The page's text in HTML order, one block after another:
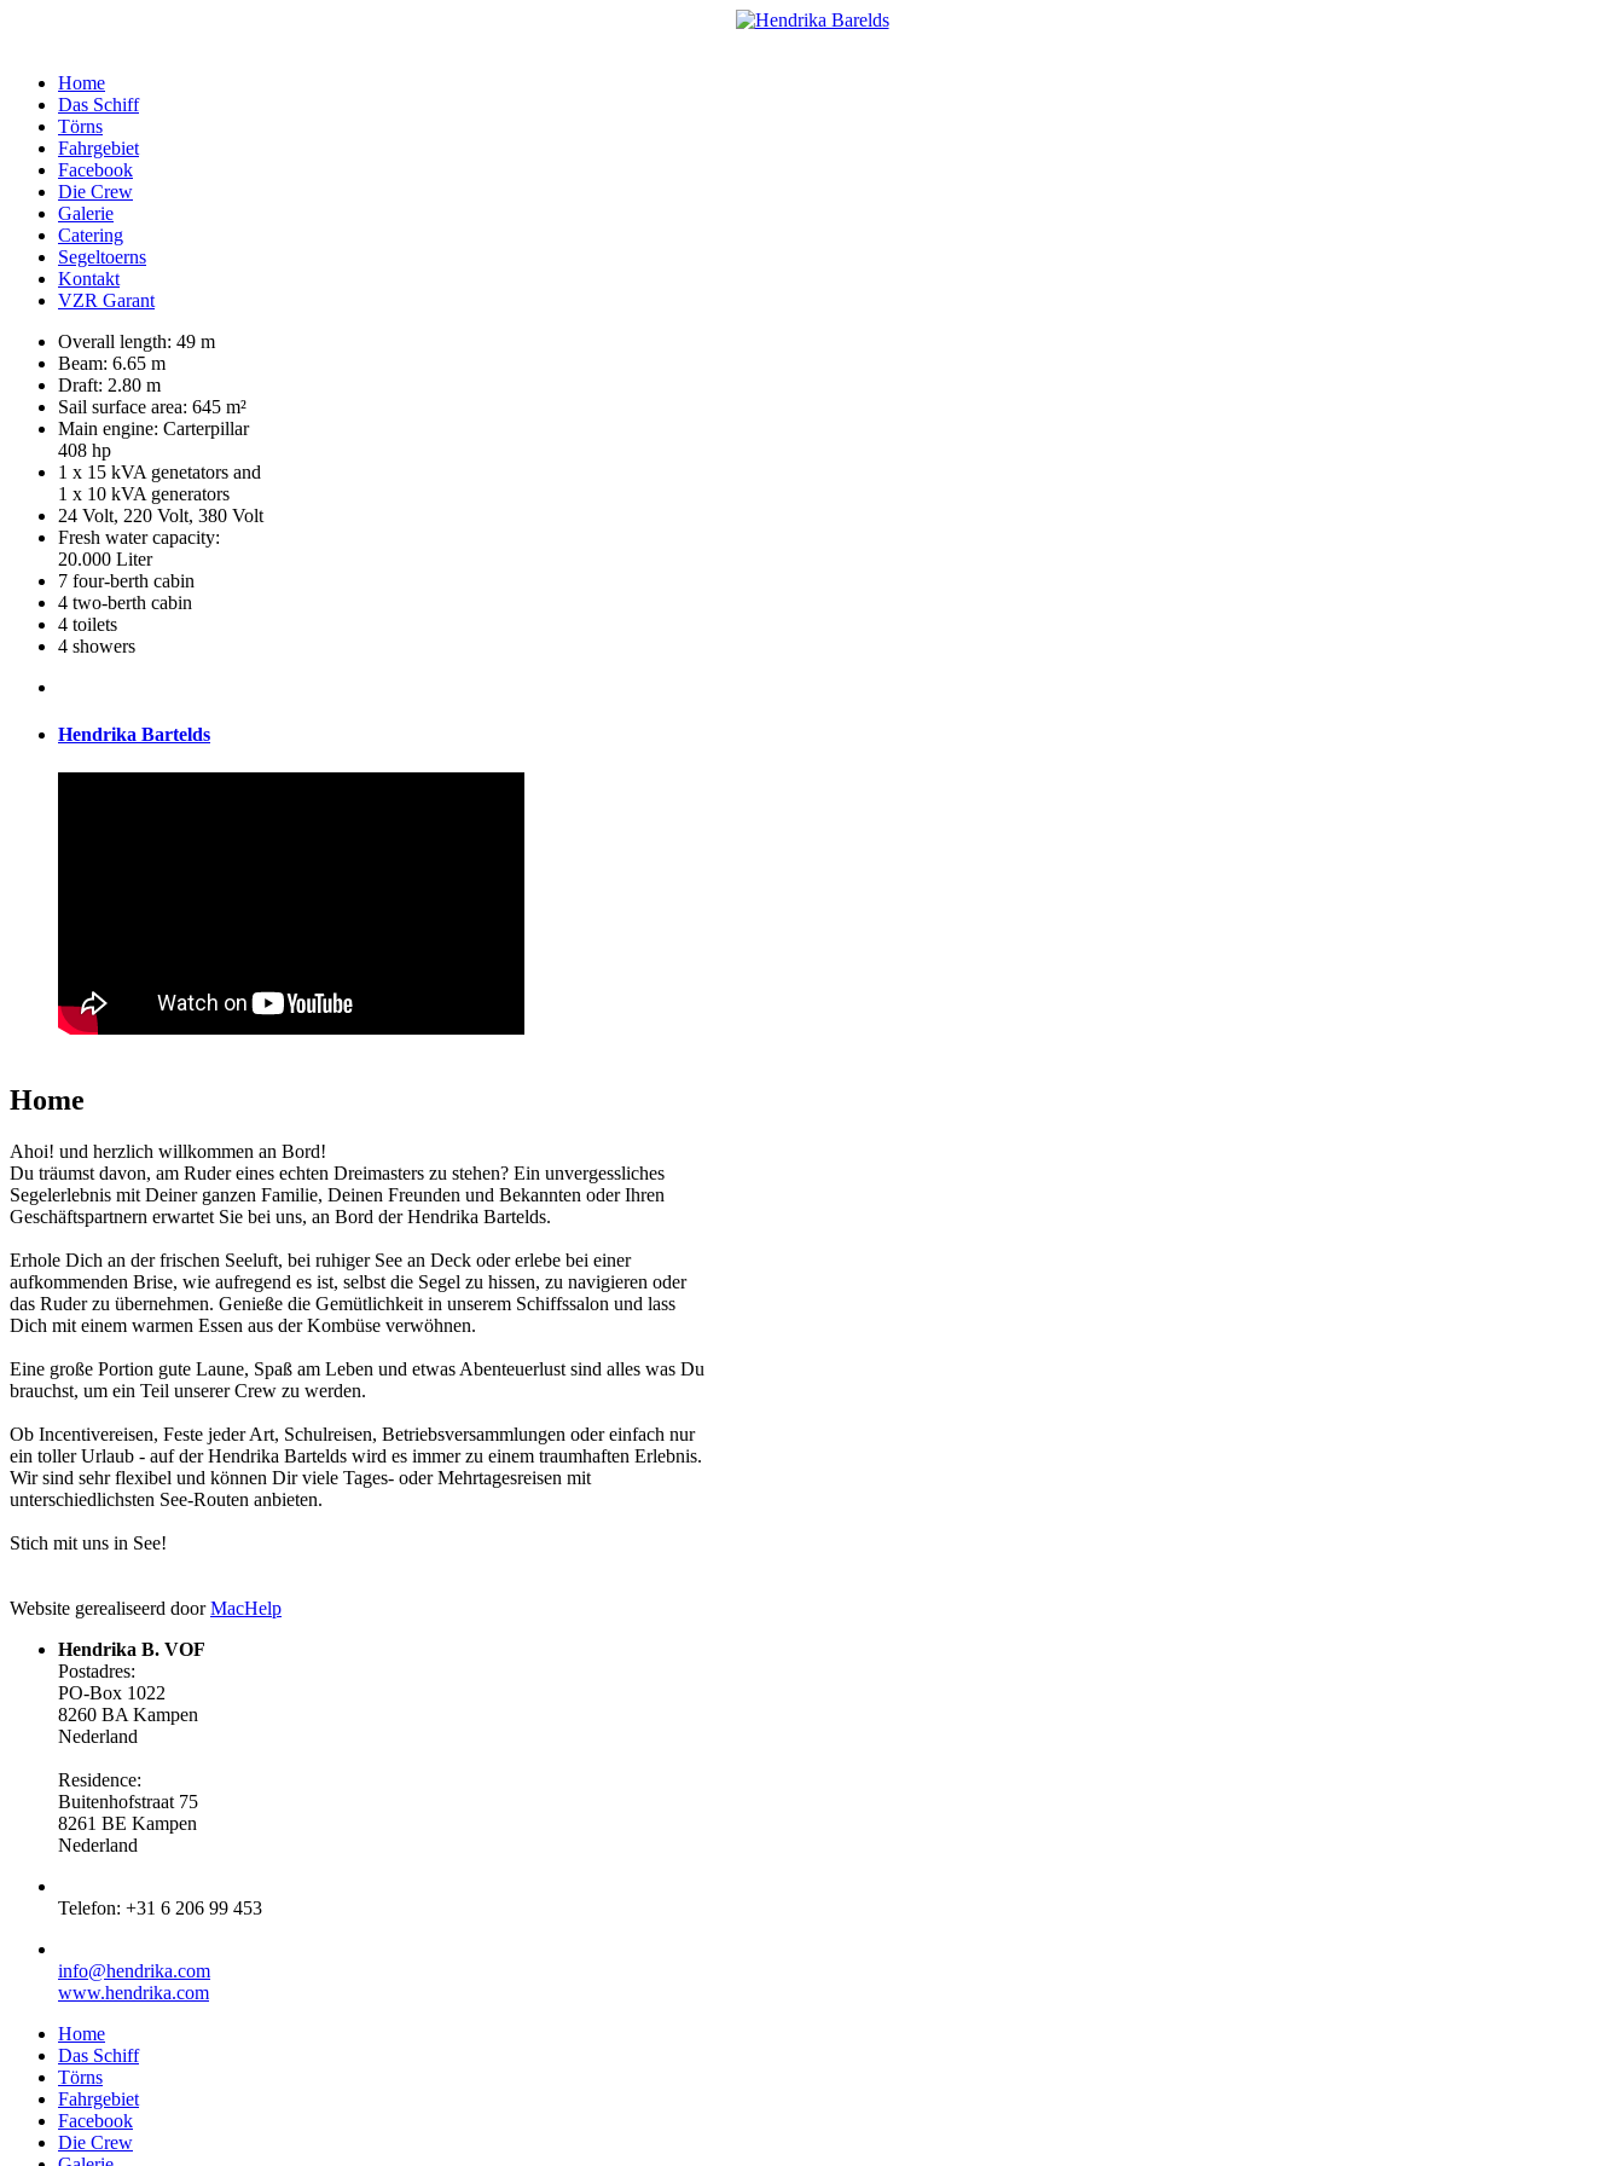
Home
Das Schiff
Törns
Fahrgebiet
Facebook
Die Crew
Galerie
Catering
Segeltoerns
Kontakt
VZR Garant
Overall length: 49 m
Beam: 6.65 m
Draft: 2.80 m
Sail surface area: 645 m²
Main engine: Carterpillar
408 hp
1 x 15 kVA genetators and
1 x 10 kVA generators
24 Volt, 220 Volt, 380 Volt
Fresh water capacity:
20.000 Liter
7 four-berth cabin
4 two-berth cabin
4 toilets
4 showers
Hendrika Bartelds
Home
Ahoi! und herzlich willkommen an Bord!
Du träumst davon, am Ruder eines echten Dreimasters zu stehen? Ein unvergessliches
Segelerlebnis mit Deiner ganzen Familie, Deinen Freunden und Bekannten oder Ihren
Geschäftspartnern erwartet Sie bei uns, an Bord der Hendrika Bartelds.
Erhole Dich an der frischen Seeluft, bei ruhiger See an Deck oder erlebe bei einer
aufkommenden Brise, wie aufregend es ist, selbst die Segel zu hissen, zu navigieren oder
das Ruder zu übernehmen. Genieße die Gemütlichkeit in unserem Schiffssalon und lass
Dich mit einem warmen Essen aus der Kombüse verwöhnen.
Eine große Portion gute Laune, Spaß am Leben und etwas Abenteuerlust sind alles was Du
brauchst, um ein Teil unserer Crew zu werden.
Ob Incentivereisen, Feste jeder Art, Schulreisen, Betriebsversammlungen oder einfach nur
ein toller Urlaub - auf der Hendrika Bartelds wird es immer zu einem traumhaften Erlebnis.
Wir sind sehr flexibel und können Dir viele Tages- oder Mehrtagesreisen mit
unterschiedlichsten See-Routen anbieten.
Stich mit uns in See!
Website gerealiseerd doorMacHelp
Hendrika B. VOF
Postadres:
PO-Box 1022
8260 BA Kampen
Nederland
Residence:
Buitenhofstraat 75
8261 BE Kampen
Nederland
Telefon: +31 6 206 99 453
info@hendrika.com
www.hendrika.com
Home
Das Schiff
Törns
Fahrgebiet
Facebook
Die Crew